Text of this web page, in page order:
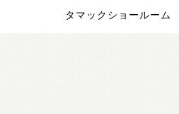
タマックショールーム